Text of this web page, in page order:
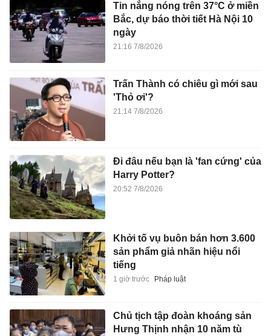
Tin nắng nóng trên 37°C ở miền
Bắc, dự báo thời tiết Hà Nội 10
ngày
21:16 7/8/2026
Trấn Thành có chiêu gì mới sau
'Thỏ ơi'?
21:14 7/8/2026
Đi đâu nếu bạn là 'fan cứng' của
Harry Potter?
20:52 7/8/2026
Khởi tố vụ buôn bán hơn 3.600
sản phẩm giả nhãn hiệu nổi
tiếng
1 giờ trước Pháp luật
Chủ tịch tập đoàn khoáng sản
Hưng Thịnh nhận 10 năm tù